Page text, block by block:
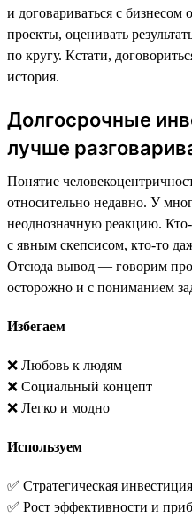
и договариваться с бизнесом
проекты, оценивать
по кругу. Кстати,
история.
Долгосрочные
лучше
Понятие
относительно недавно. У
неоднозначную реакцию.
с явным скепсисом, кто-то
Отсюда вывод — говорим про
осторожно и с пониманием
Избегаем
❌ Любовь к людям
❌ Социальный концепт
❌ Легко и модно
Используем
✅ Стратегическая
✅ Рост эффективности и